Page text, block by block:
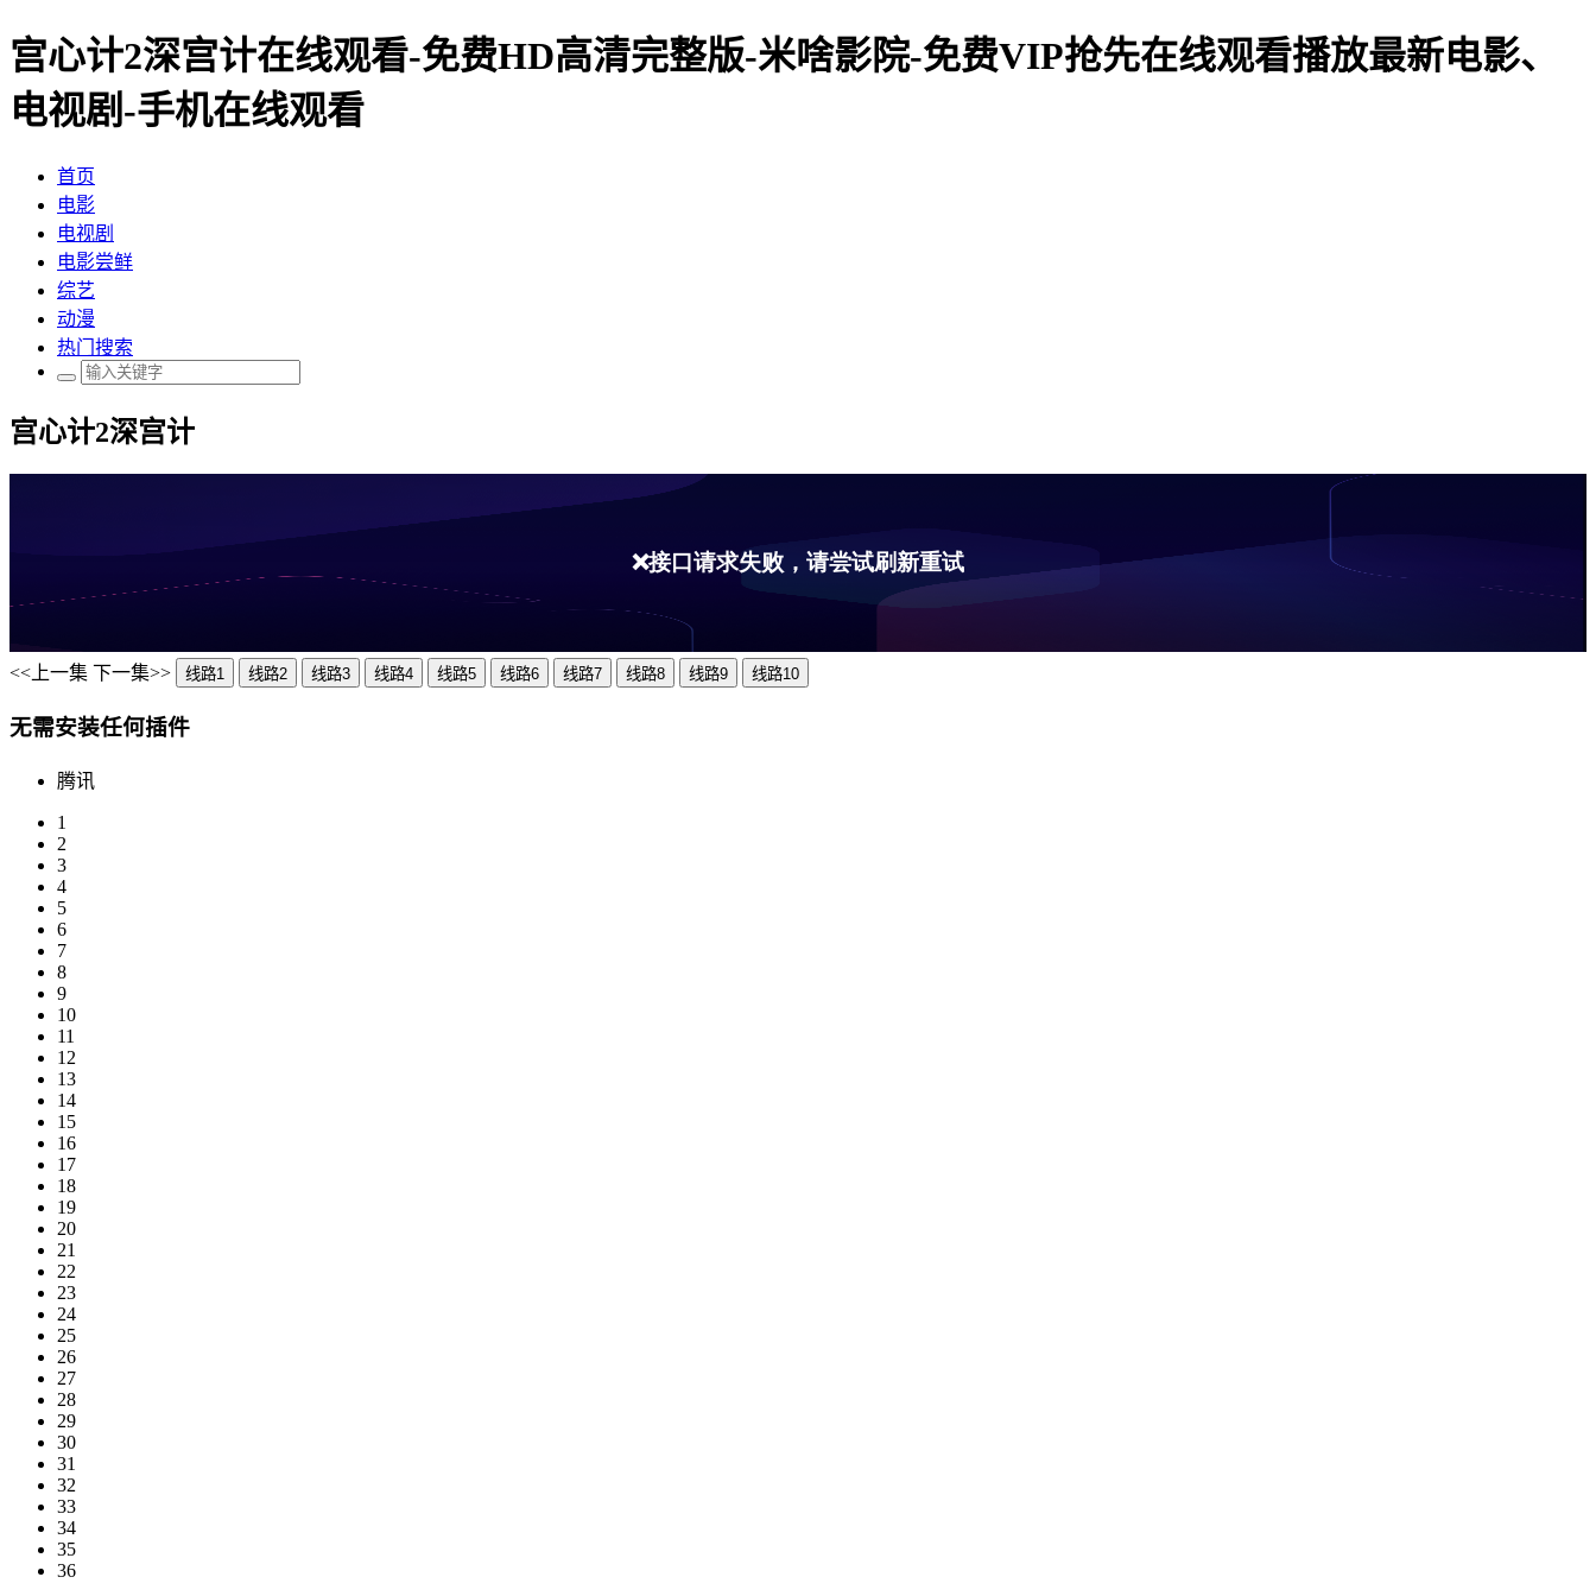
宫心计2深宫计在线观看-免费HD高清完整版-米啥影院-免费VIP抢先在线观看播放最新电影、
电视剧-手机在线观看
首页
电影
电视剧
电影尝鲜
综艺
动漫
热门搜索
宫心计2深宫计
<<上一集 下一集>> 线路1 线路2 线路3 线路4 线路5 线路6 线路7 线路8 线路9 线路10
无需安装任何插件
腾讯
1
2
3
4
5
6
7
8
9
10
11
12
13
14
15
16
17
18
19
20
21
22
23
24
25
26
27
28
29
30
31
32
33
34
35
36